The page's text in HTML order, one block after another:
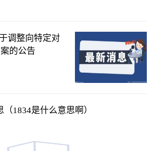
调整向特定对
的公告
1834是什么意思啊）